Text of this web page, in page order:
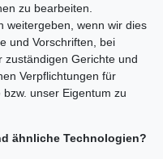
zu bearbeiten.
weitergeben, wenn wir dies
und Vorschriften, bei
zuständigen Gerichte und
Verpflichtungen für
unser Eigentum zu
ähnliche Technologien?